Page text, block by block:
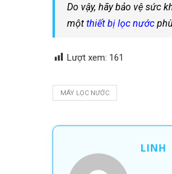
Do vậy, hãy bảo vệ sức
một thiết bị lọc nước
Lượt xem: 161
MÁY LỌC NƯỚC
LINH